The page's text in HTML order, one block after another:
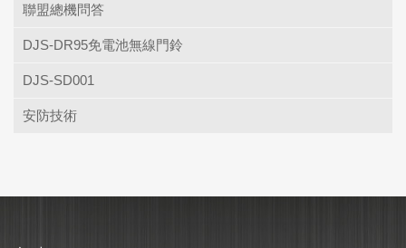
聯盟總機問答
DJS-DR95免電池無線門鈴
DJS-SD001
安防技術